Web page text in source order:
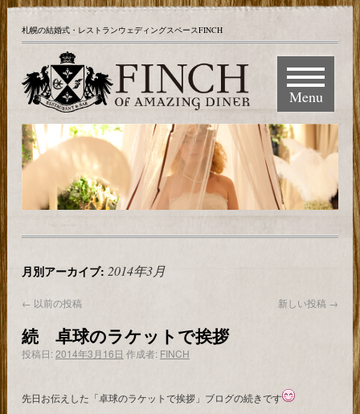
札幌の結婚式・レストランウェディングスペースFINCH
Menu
月別アーカイブ: 2014年3月
← 以前の投稿 新しい投稿 →
続 卓球のラケットで挨拶
投稿日:2014年3月16日 作成者: FINCH
先日お伝えした「卓球のラケットで挨拶」ブログの続きです